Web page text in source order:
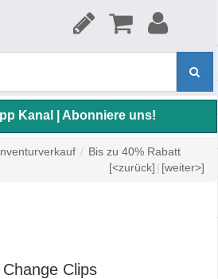
Kanal | Abonniere uns!
/ Bis zu 40% Rabatt
[<zurück] | [weiter>]
Clips